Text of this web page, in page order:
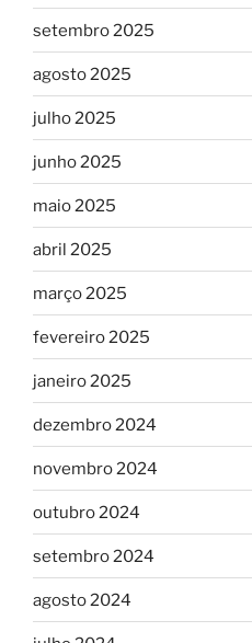
setembro 2025
agosto 2025
julho 2025
junho 2025
maio 2025
abril 2025
março 2025
fevereiro 2025
janeiro 2025
dezembro 2024
novembro 2024
outubro 2024
setembro 2024
agosto 2024